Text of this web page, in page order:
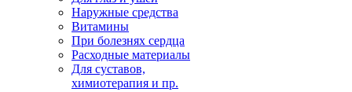
Наружные средства
Витамины
При болезнях сердца
Расходные материалы
Для суставов,
химиотерапия и пр.